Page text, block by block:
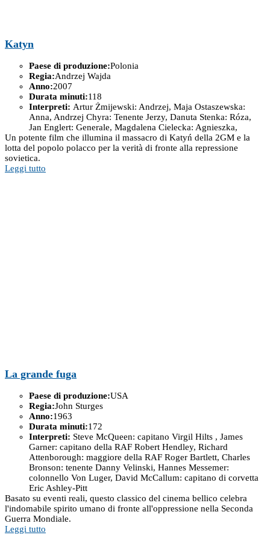
Katyn
Paese di produzione:Polonia
Regia:Andrzej Wajda
Anno:2007
Durata minuti:118
Interpreti: Artur Żmijewski: Andrzej, Maja Ostaszewska:
Anna, Andrzej Chyra: Tenente Jerzy, Danuta Stenka: Róza,
Jan Englert: Generale, Magdalena Cielecka: Agnieszka,
Un potente film che illumina il massacro di Katyń della 2GM e la
lotta del popolo polacco per la verità di fronte alla repressione
sovietica.
Leggi tutto
La grande fuga
Paese di produzione:USA
Regia:John Sturges
Anno:1963
Durata minuti:172
Interpreti: Steve McQueen: capitano Virgil Hilts , James
Garner: capitano della RAF Robert Hendley, Richard
Attenborough: maggiore della RAF Roger Bartlett, Charles
Bronson: tenente Danny Velinski, Hannes Messemer:
colonnello Von Luger, David McCallum: capitano di corvetta
Eric Ashley-Pitt
Basato su eventi reali, questo classico del cinema bellico celebra
l'indomabile spirito umano di fronte all'oppressione nella Seconda
Guerra Mondiale.
Leggi tutto